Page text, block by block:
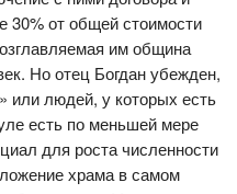
30% от общей стоимости
им община
Но отец Богдан убежден,
или людей, у которых есть
есть по меньшей мере
для роста численности
храма в самом